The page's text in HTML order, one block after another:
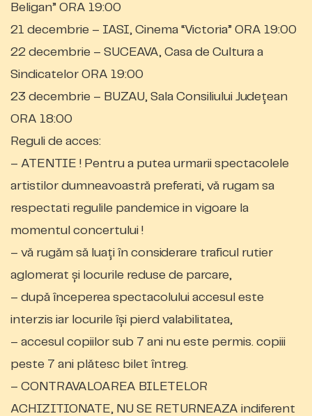
Beligan” ORA 19:00
21 decembrie – IASI, Cinema “Victoria” ORA 19:00
22 decembrie – SUCEAVA, Casa de Cultura a
Sindicatelor ORA 19:00
23 decembrie – BUZAU, Sala Consiliului Județean
ORA 18:00
Reguli de acces:
– ATENTIE ! Pentru a putea urmarii spectacolele
artistilor dumneavoastră preferati, vă rugam sa
respectati regulile pandemice in vigoare la
momentul concertului !
– vă rugăm să luați în considerare traficul rutier
aglomerat și locurile reduse de parcare,
– după începerea spectacolului accesul este
interzis iar locurile își pierd valabilitatea,
– accesul copiilor sub 7 ani nu este permis. copiii
peste 7 ani plătesc bilet întreg.
– CONTRAVALOAREA BILETELOR
ACHIZITIONATE, NU SE RETURNEAZA indiferent